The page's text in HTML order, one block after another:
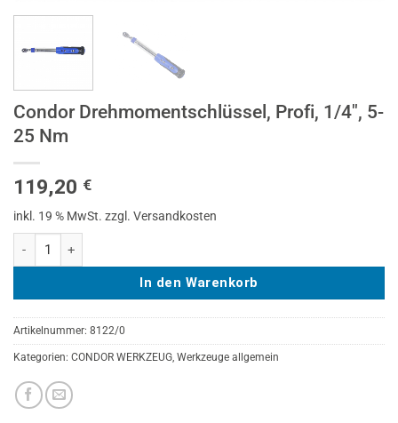
Condor Drehmomentschlüssel, Profi, 1/4″, 5-
25 Nm
119,20 €
inkl. 19 % MwSt. zzgl. Versandkosten
In den Warenkorb
Artikelnummer: 8122/0
Kategorien: CONDOR WERKZEUG, Werkzeuge allgemein